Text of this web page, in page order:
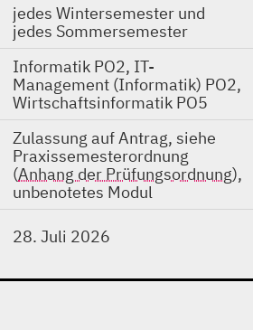
jedes Wintersemester und
jedes Sommersemester
Informatik PO2, IT-
Management (Informatik) PO2,
Wirtschaftsinformatik PO5
Zulassung auf Antrag, siehe
Praxissemesterordnung
(Anhang der Prüfungsordnung),
unbenotetes Modul
28. Juli 2026